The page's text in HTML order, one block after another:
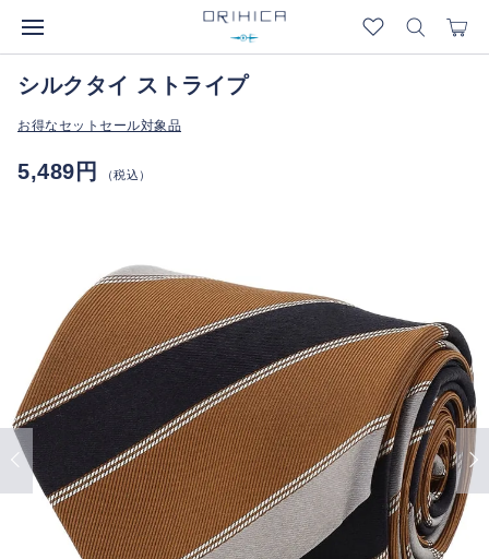
シルクタイ ストライプ
お得なセットセール対象品
5,489円 （税込）